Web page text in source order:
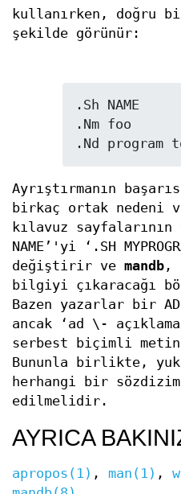
kullanırken, doğru
şekilde görünür:
.Sh NAME
.Nm foo
Ayrıştırmanın
birkaç ortak nedeni
kılavuz
NAME’'yi ‘.SH
değiştirir ve mandb ,
bilgiyi çıkaracağı
Bazen yazarlar bir
ancak ‘ad \-
serbest biçimli
Bununla birlikte,
herhangi bir
edilmelidir.
AYRICA
apropos(1) , man(1) ,